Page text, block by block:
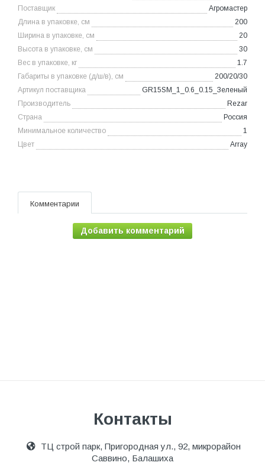
Поставщик
Агромастер
Длина в упаковке, см
200
Ширина в упаковке, см
20
Высота в упаковке, см
30
Вес в упаковке, кг
1.7
Габариты в упаковке (д/ш/в), см
200/20/30
Артикул поставщика
GR15SM_1_0.6_0.15_Зеленый
Производитель
Rezar
Страна
Россия
Минимальное количество
1
Цвет
Array
Комментарии
Добавить комментарий
Контакты
ТЦ строй парк, Пригородная ул., 92, микрорайон
Саввино, Балашиха